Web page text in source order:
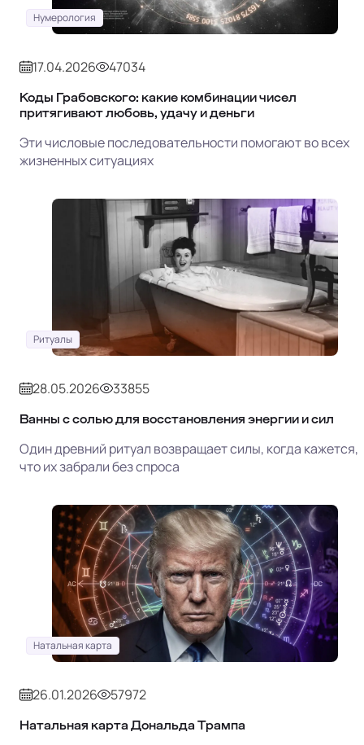
Нумерология
17.04.2026 47034
Коды Грабовского: какие комбинации чисел
притягивают любовь, удачу и деньги
Эти числовые последовательности помогают во всех
жизненных ситуациях
Ритуалы
28.05.2026 33855
Ванны с солью для восстановления энергии и сил
Один древний ритуал возвращает силы, когда кажется,
что их забрали без спроса
Натальная карта
26.01.2026 57972
Натальная карта Дональда Трампа